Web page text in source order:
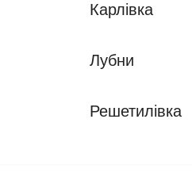
Карлівка
Лубни
Решетилівка